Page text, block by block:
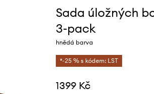
Sada úložných
3-pack
hnědá barva
*-25 % s kódem: LST
1399 Kč